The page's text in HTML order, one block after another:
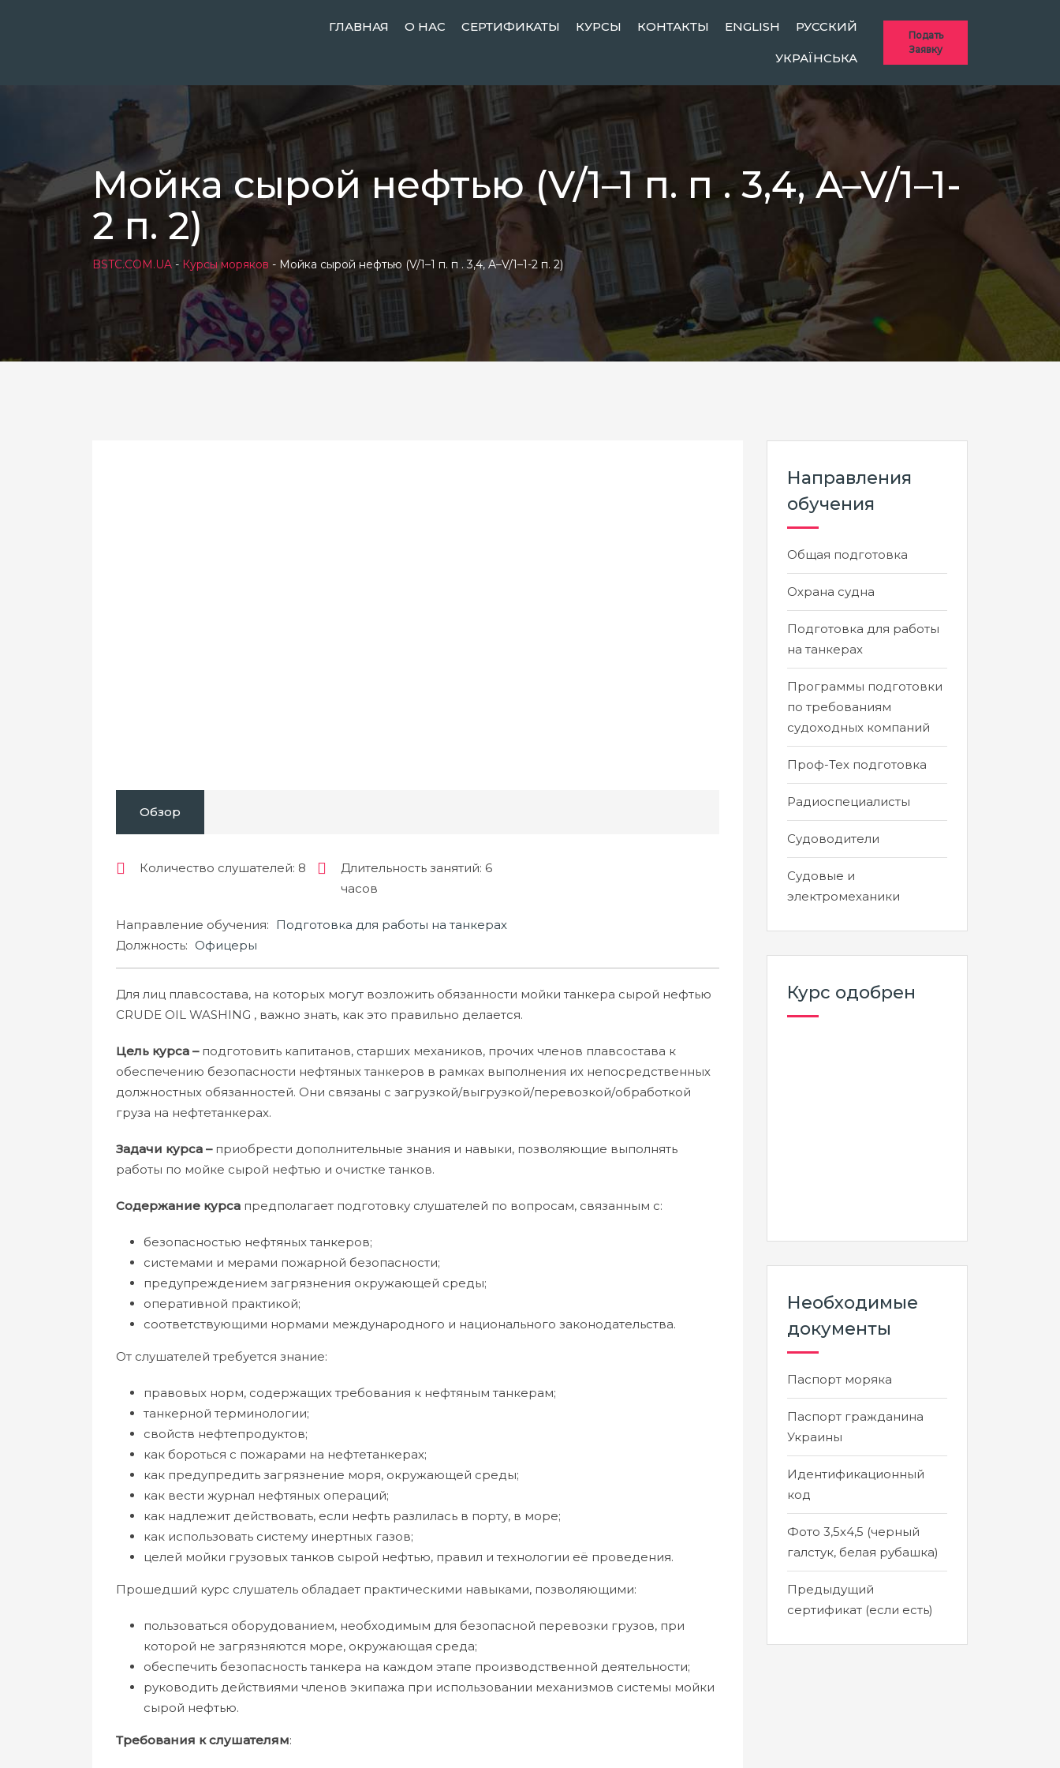
Подать
Заявку
ГЛАВНАЯ О НАС СЕРТИФИКАТЫ КУРСЫ КОНТАКТЫ ENGLISH РУССКИЙ
УКРАЇНСЬКА
Мойка сырой нефтью (V/1–1 п. п . 3,4, A–V/1–1-
2 п. 2)
BSTC.COM.UA - Курсы моряков - Мойка сырой нефтью (V/1–1 п. п . 3,4, A–V/1–1-2 п. 2)
Обзор
Количество слушателей: 8 Длительность занятий: 6
часов
Направление обучения: Подготовка для работы на танкерах
Должность: Офицеры
Для лиц плавсостава, на которых могут возложить обязанности мойки танкера сырой нефтью
CRUDE OIL WASHING , важно знать, как это правильно делается.
Цель курса –подготовить капитанов, старших механиков, прочих членов плавсостава к
обеспечению безопасности нефтяных танкеров в рамках выполнения их непосредственных
должностных обязанностей. Они связаны с загрузкой/выгрузкой/перевозкой/обработкой
груза на нефтетанкерах.
Задачи курса – приобрести дополнительные знания и навыки, позволяющие выполнять
работы по мойке сырой нефтью и очистке танков.
Содержание курса предполагает подготовку слушателей по вопросам, связанным с:
безопасностью нефтяных танкеров;
системами и мерами пожарной безопасности;
предупреждением загрязнения окружающей среды;
оперативной практикой;
соответствующими нормами международного и национального законодательства.
От слушателей требуется знание:
правовых норм, содержащих требования к нефтяным танкерам;
танкерной терминологии;
свойств нефтепродуктов;
как бороться с пожарами на нефтетанкерах;
как предупредить загрязнение моря, окружающей среды;
как вести журнал нефтяных операций;
как надлежит действовать, если нефть разлилась в порту, в море;
как использовать систему инертных газов;
целей мойки грузовых танков сырой нефтью, правил и технологии её проведения.
Прошедший курс слушатель обладает практическими навыками, позволяющими:
пользоваться оборудованием, необходимым для безопасной перевозки грузов, при
которой не загрязняются море, окружающая среда;
обеспечить безопасность танкера на каждом этапе производственной деятельности;
руководить действиями членов экипажа при использовании механизмов системы мойки
сырой нефтью.
Требования к слушателям:
Направления
обучения
Общая подготовка
Охрана судна
Подготовка для работы
на танкерах
Программы подготовки
по требованиям
судоходных компаний
Проф-Тех подготовка
Радиоспециалисты
Судоводители
Судовые и
электромеханики
Курс одобрен
Необходимые
документы
Паспорт моряка
Паспорт гражданина
Украины
Идентификационный
код
Фото 3,5х4,5 (черный
галстук, белая рубашка)
Предыдущий
сертификат (если есть)